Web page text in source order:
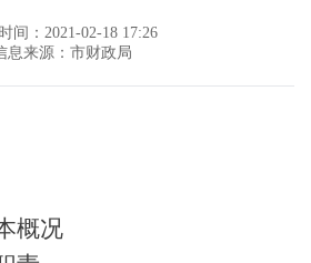
间：2021-02-18 17:26
息来源：市财政局
概况